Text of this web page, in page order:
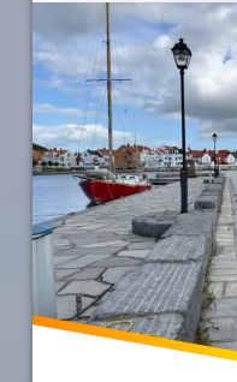
turrapport
Tvedestrand
Valle
værvindu